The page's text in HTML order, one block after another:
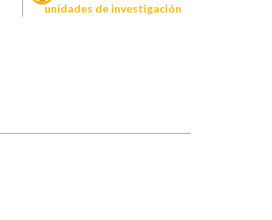
unidades de investigación